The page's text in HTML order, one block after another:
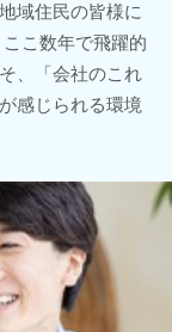
域住民の皆様に
こ数年で飛躍的
、「会社のこれ
感じられる環境